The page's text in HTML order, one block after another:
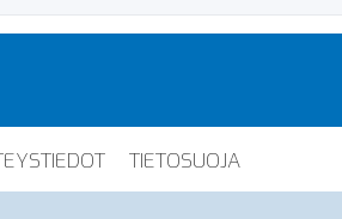
TIETOSUOJA